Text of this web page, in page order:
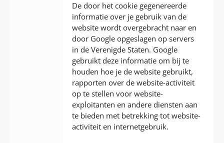
De door het cookie gegenereerde
informatie over je gebruik van de
website wordt overgebracht naar en
door Google opgeslagen op servers
in de Verenigde Staten. Google
gebruikt deze informatie om bij te
houden hoe je de website gebruikt,
rapporten over de website-activiteit
op te stellen voor website-
exploitanten en andere diensten aan
te bieden met betrekking tot website-
activiteit en internetgebruik.